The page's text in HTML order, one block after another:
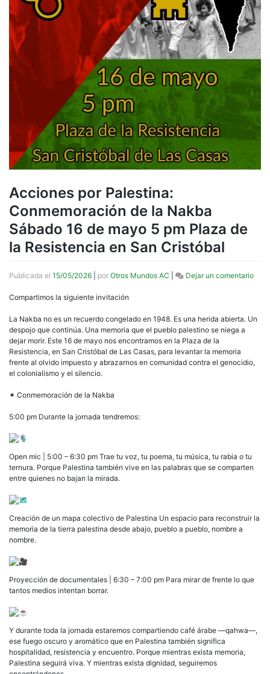
Acciones por Palestina:
Conmemoración de la Nakba
Sábado 16 de mayo 5 pm Plaza de
la Resistencia en San Cristóbal
Publicada el 15/05/2026 por Otros Mundos AC Dejar un comentarioen
Compartimos la siguiente invitación
La Nakba no es un recuerdo congelado en 1948. Es una herida abierta. Un
despojo que continúa. Una memoria que el pueblo palestino se niega a
dejar morir. Este 16 de mayo nos encontramos en la Plaza de la
Resistencia, en San Cristóbal de Las Casas, para levantar la memoria
frente al olvido impuesto y abrazarnos en comunidad contra el genocidio,
el colonialismo y el silencio.
✦ Conmemoración de la Nakba
5:00 pm Durante la jornada tendremos:
Open mic | 5:00 – 6:30 pm Trae tu voz, tu poema, tu música, tu rabia o tu
ternura. Porque Palestina también vive en las palabras que se comparten
entre quienes no bajan la mirada.
Creación de un mapa colectivo de Palestina Un espacio para reconstruir la
memoria de la tierra palestina desde abajo, pueblo a pueblo, nombre a
nombre.
Proyección de documentales | 6:30 – 7:00 pm Para mirar de frente lo que
tantos medios intentan borrar.
Y durante toda la jornada estaremos compartiendo café árabe —qahwa—,
ese fuego oscuro y aromático que en Palestina también significa
hospitalidad, resistencia y encuentro. Porque mientras exista memoria,
Palestina seguirá viva. Y mientras exista dignidad, seguiremos